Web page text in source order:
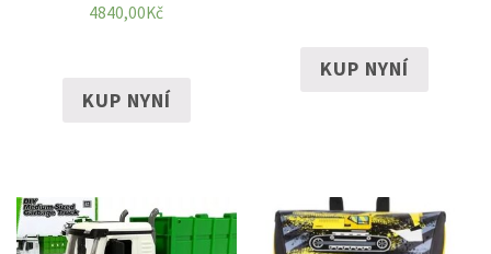
4840,00Kč
KUP NYNÍ
KUP NYNÍ